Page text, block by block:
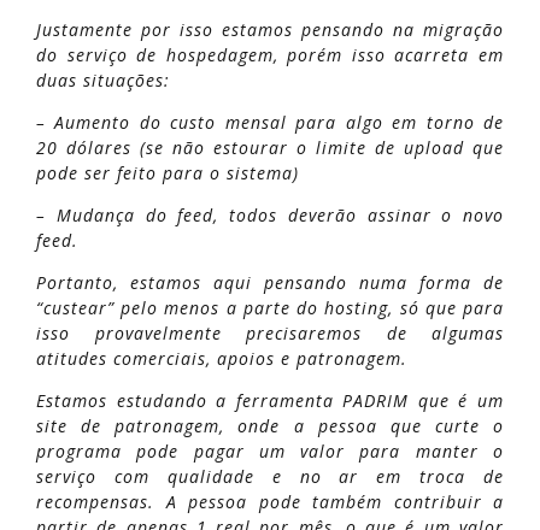
Justamente por isso estamos pensando na migração
do serviço de hospedagem, porém isso acarreta em
duas situações:
– Aumento do custo mensal para algo em torno de
20 dólares (se não estourar o limite de upload que
pode ser feito para o sistema)
– Mudança do feed, todos deverão assinar o novo
feed.
Portanto, estamos aqui pensando numa forma de
“custear” pelo menos a parte do hosting, só que para
isso provavelmente precisaremos de algumas
atitudes comerciais, apoios e patronagem.
Estamos estudando a ferramenta PADRIM que é um
site de patronagem, onde a pessoa que curte o
programa pode pagar um valor para manter o
serviço com qualidade e no ar em troca de
recompensas. A pessoa pode também contribuir a